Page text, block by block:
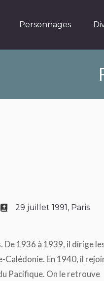
Personnages
29 juillet 1991, Paris
De 1936 à 1939, il dirige
Calédonie. En 1940, il
Pacifique. On le retrouve